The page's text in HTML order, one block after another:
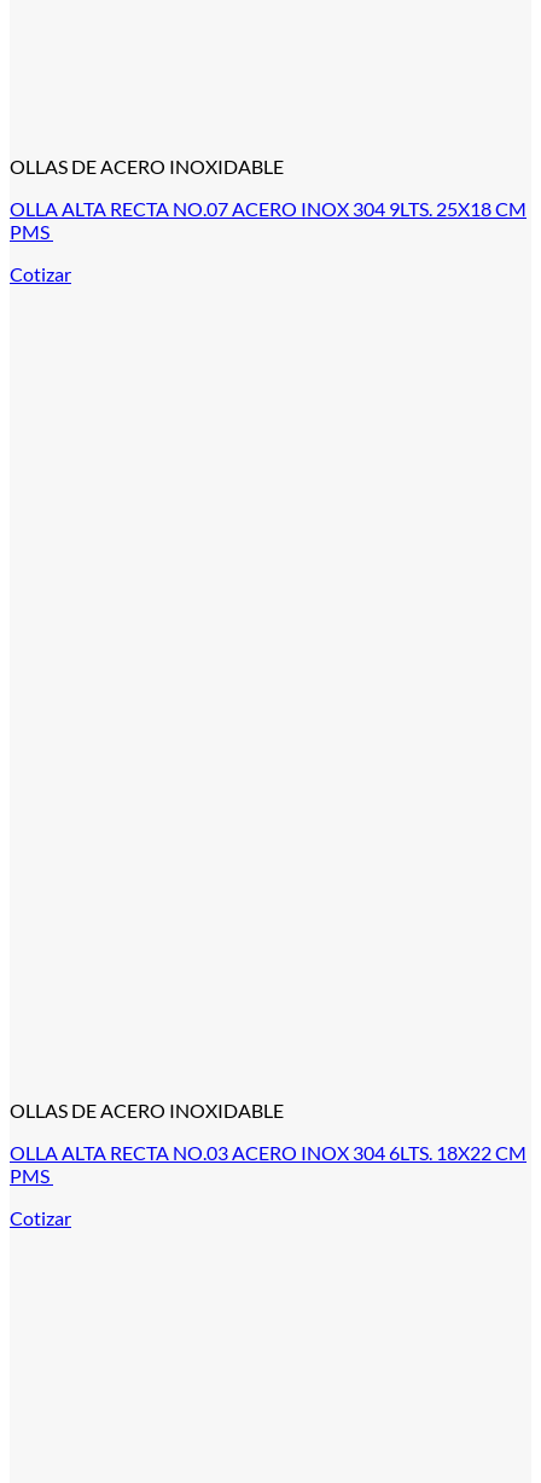
OLLAS DE ACERO INOXIDABLE
OLLA ALTA RECTA NO.07 ACERO INOX 304 9LTS. 25X18 CM
PMS
Cotizar
OLLAS DE ACERO INOXIDABLE
OLLA ALTA RECTA NO.03 ACERO INOX 304 6LTS. 18X22 CM
PMS
Cotizar